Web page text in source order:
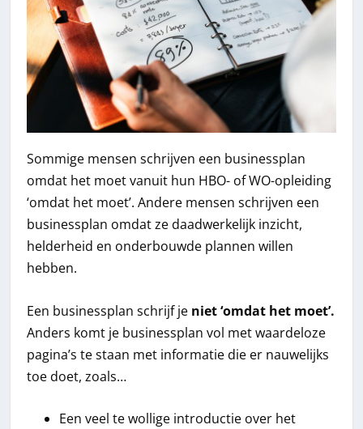
Sommige mensen schrijven een businessplan
omdat het moet vanuit hun HBO- of WO-opleiding
‘omdat het moet’. Andere mensen schrijven een
businessplan omdat ze daadwerkelijk inzicht,
helderheid en onderbouwde plannen willen
hebben.
Een businessplan schrijf je niet ‘omdat het moet’.
Anders komt je businessplan vol met waardeloze
pagina’s te staan met informatie die er nauwelijks
toe doet, zoals…
Een veel te wollige introductie over het